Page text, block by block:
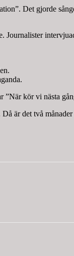
Det gjorde
”När kör vi nästa
är det två